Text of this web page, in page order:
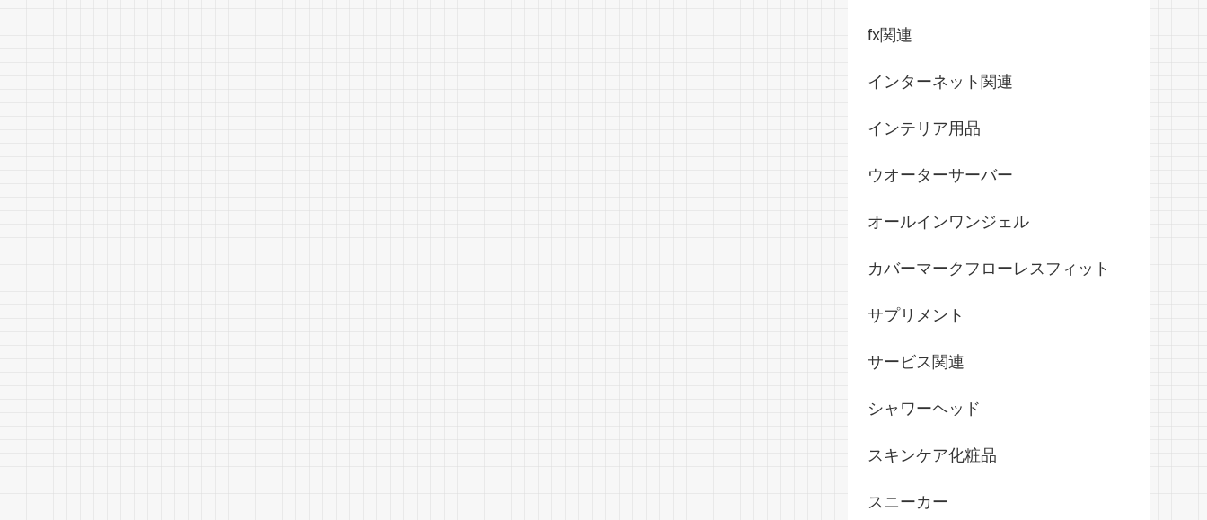
fx関連
インターネット関連
インテリア用品
ウオーターサーバー
オールインワンジェル
カバーマークフローレスフィット
サプリメント
サービス関連
シャワーヘッド
スキンケア化粧品
スニーカー